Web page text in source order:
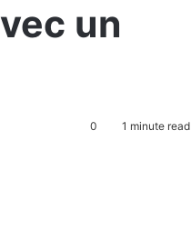
un
0 1 minute read